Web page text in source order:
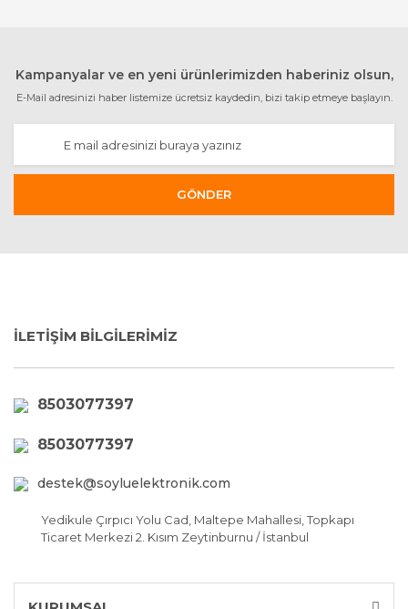
Kampanyalar ve en yeni ürünlerimizden haberiniz olsun,
E-Mail adresinizi haber listemize ücretsiz kaydedin, bizi takip etmeye başlayın.
GÖNDER
İLETİŞİM BİLGİLERİMİZ
8503077397
8503077397
destek@soyluelektronik.com
Yedikule Çırpıcı Yolu Cad, Maltepe Mahallesi, Topkapı
Ticaret Merkezi 2. Kısım Zeytinburnu / İstanbul